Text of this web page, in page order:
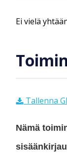
Ei vielä
Tallenna
Nämä